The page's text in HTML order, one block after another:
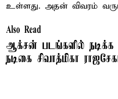
உள்ளது. அதன் விவரம்
Also Read
ஆக்சன் படங்களில்
நடிகை சிவாத்மிகா